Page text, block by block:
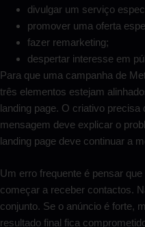
divulgar um serviço
promover uma oferta
fazer remarketing;
despertar interesse em
Para que uma campanha de
três elementos estejam
landing page. O criativo precisa
mensagem deve explicar o
landing page deve continuar a
Um erro frequente é pensar
começar a receber contactos.
conjunto. Se o anúncio é forte,
resultado final fica